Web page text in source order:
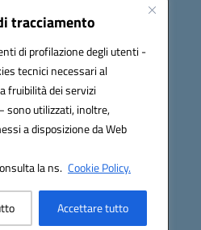
tracciamento
di profilazione degli utenti -
tecnici necessari al
fruibilità dei servizi
sono utilizzati, inoltre,
a disposizione da Web
la ns. Cookie Policy.
Accettare tutto